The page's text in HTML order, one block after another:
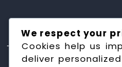
We respect your
Cookies help us
deliver